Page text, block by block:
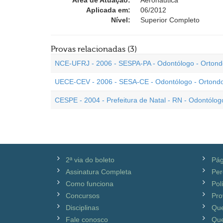
Aplicada em:
06/2012
Nível:
Superior Completo
Provas relacionadas (3)
NCE-UFRJ - 2006 - SESPA-PA - Odontólogo -
UECE-CEV - 2006 - SESA-CE - Odontólogo -
CESPE - 2004 - Prefeitura de Natal - RN -
2ª via do boleto
Assinatura Completa
Como funciona
Concursos
Disciplinas
Fale conosco